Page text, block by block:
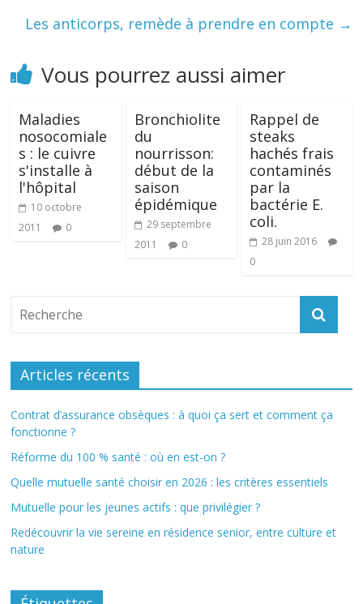
Les anticorps, remède à prendre en compte →
Vous pourrez aussi aimer
Maladies
nosocomiale
s : le cuivre
s'installe à
l'hôpital
10 octobre
2011
0
Bronchiolite
du
nourrisson:
début de la
saison
épidémique
29 septembre
2011
0
Rappel de
steaks
hachés frais
contaminés
par la
bactérie E.
coli.
28 juin 2016
0
Articles récents
Contrat d’assurance obsèques : à quoi ça sert et comment ça
fonctionne ?
Réforme du 100 % santé : où en est-on ?
Quelle mutuelle santé choisir en 2026 : les critères essentiels
Mutuelle pour les jeunes actifs : que privilégier ?
Redécouvrir la vie sereine en résidence senior, entre culture et
nature